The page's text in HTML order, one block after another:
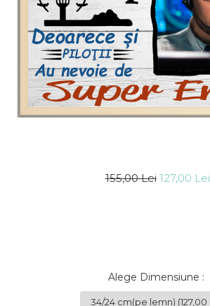
Cadouri Fiu/Fiică
Cadouri Bunici
Cadouri Cumnați
Cadouri Pisici/Câini
Cadouri Meserii&Hobby
Cadouri Columbofili
Cadouri Motociclisti
155,00 Lei 127,00 Lei
Alege Dimensiune :